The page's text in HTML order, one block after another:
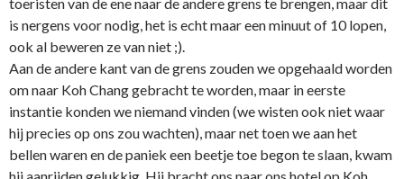
is nergens voor nodig, het is echt maar een minuut of 10 lopen,
ook al beweren ze van niet ;).
Aan de andere kant van de grens zouden we opgehaald worden
om naar Koh Chang gebracht te worden, maar in eerste
instantie konden we niemand vinden (we wisten ook niet waar
hij precies op ons zou wachten), maar net toen we aan het
bellen waren en de paniek een beetje toe begon te slaan, kwam